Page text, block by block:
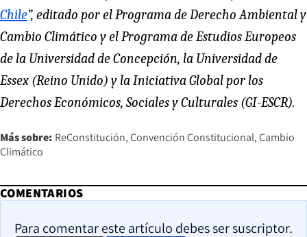
Chile”, editado por el Programa de Derecho Ambiental y
Cambio Climático y el Programa de Estudios Europeos
de la Universidad de Concepción, la Universidad de
Essex (Reino Unido) y la Iniciativa Global por los
Derechos Económicos, Sociales y Culturales (GI-ESCR).
Más sobre: ReConstitución Convención Constitucional Cambio
Climático
COMENTARIOS
Para comentar este artículo debes ser suscriptor.